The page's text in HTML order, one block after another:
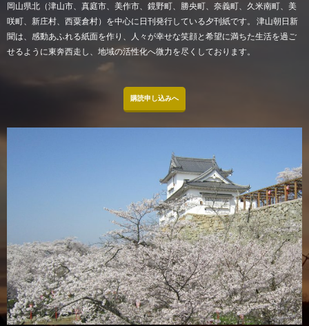
岡山県北（津山市、真庭市、美作市、鏡野町、勝央町、奈義町、久米南町、美
咲町、新庄村、西粟倉村）を中心に日刊発行している夕刊紙です。 津山朝日新
聞は、感動あふれる紙面を作り、人々が幸せな笑顔と希望に満ちた生活を過ご
せるように東奔西走し、地域の活性化へ微力を尽くしております。
購読申し込みへ